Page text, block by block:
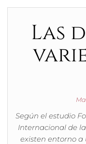
Las
Según el estudio
Internacional de
existen entorno a